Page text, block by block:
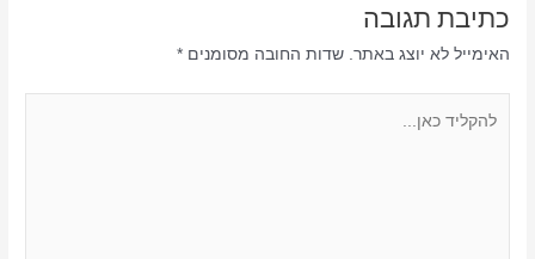
כתיבת תגובה
האימייל לא יוצג באתר. שדות החובה מסומנים*